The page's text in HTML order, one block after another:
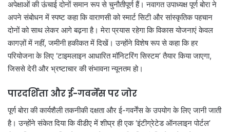
अपेक्षाओं की ऊंचाई दोनों समान रूप से चुनौतीपूर्ण हैं। नवागत उपाध्यक्ष पूर्ण बोरा ने
अपने संबोधन में स्पष्ट कहा कि वाराणसी को स्मार्ट सिटी और सांस्कृतिक पहचान
दोनों को साथ लेकर आगे बढ़ना है। मेरा प्रयास रहेगा कि विकास योजनाएं केवल
कागज़ों में नहीं, जमीनी हकीकत में दिखें। उन्होंने विशेष रूप से कहा कि हर
परियोजना के लिए ‘टाइमलाइन आधारित मॉनिटरिंग सिस्टम’ तैयार किया जाएगा,
जिससे देरी और भ्रष्टाचार की संभावना न्यूनतम हो।
पारदर्शिता और ई-गवर्नेंस पर जोर
पूर्ण बोरा की कार्यशैली तकनीकी दक्षता और ई-गवर्नेंस के उपयोग के लिए जानी जाती
है। उन्होंने संकेत दिया कि वीडीए में शीघ्र ही एक ‘इंटीग्रेटेड ऑनलाइन पोर्टल’